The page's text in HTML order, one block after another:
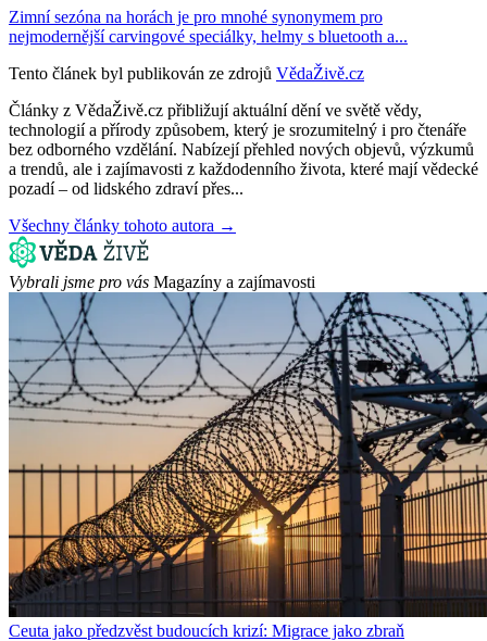
Zimní sezóna na horách je pro mnohé synonymem pro
nejmodernější carvingové speciálky, helmy s bluetooth a...
Tento článek byl publikován ze zdrojů VědaŽivě.cz
Články z VědaŽivě.cz přibližují aktuální dění ve světě vědy,
technologií a přírody způsobem, který je srozumitelný i pro čtenáře
bez odborného vzdělání. Nabízejí přehled nových objevů, výzkumů
a trendů, ale i zajímavosti z každodenního života, které mají vědecké
pozadí – od lidského zdraví přes...
Všechny články tohoto autora →
Vybrali jsme pro vás Magazíny a zajímavosti
Ceuta jako předzvěst budoucích krizí: Migrace jako zbraň